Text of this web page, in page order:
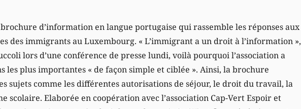
d’information en langue portugaise qui rassemble les réponses aux
des immigrants au Luxembourg. « L’immigrant a un droit à l’information »,
lors d’une conférence de presse lundi, voilà pourquoi l’association a
plus importantes « de façon simple et ciblée ». Ainsi, la brochure
sujets comme les différentes autorisations de séjour, le droit du travail, la
scolaire. Elaborée en coopération avec l’association Cap-Vert Espoir et